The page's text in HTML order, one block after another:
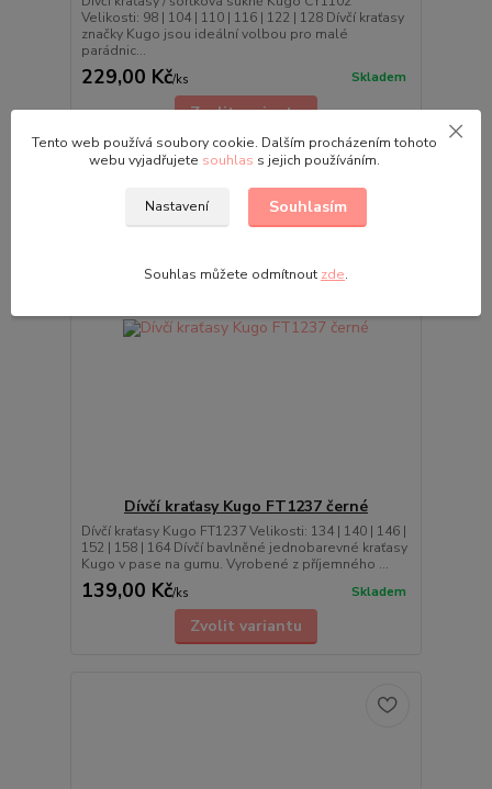
Velikosti: 98 | 104 | 110 | 116 | 122 | 128 Dívčí kraťasy
značky Kugo jsou ideální volbou pro malé
parádnic...
229,00 Kč/ks Skladem
Zvolit variantu
Dívčí kraťasy Kugo FT1237 černé
Dívčí kraťasy Kugo FT1237 Velikosti: 134 | 140 | 146 |
152 | 158 | 164 Dívčí bavlněné jednobarevné kraťasy
Kugo v pase na gumu. Vyrobené z příjemného ...
139,00 Kč/ks Skladem
Zvolit variantu
Tento web používá soubory cookie. Dalším procházením tohoto
webu vyjadřujete souhlas s jejich používáním.
Nastavení Souhlasím
Souhlas můžete odmítnout zde.